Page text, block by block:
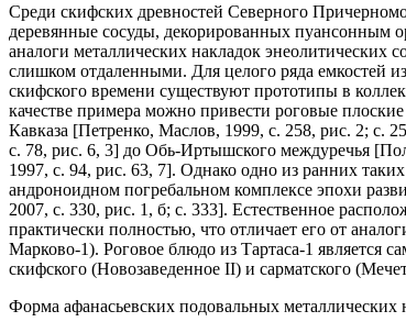
Среди скифских древностей Северного
деревянные сосуды, декорированных пуансонным
аналоги металлических накладок энеолитических
слишком отдаленными. Для целого ряда емкостей
скифского времени существуют прототипы в
качестве примера можно привести роговые
Кавказа [Петренко, Маслов, 1999, с. 258, рис. 2; с.
с. 78, рис. 6, 3] до Обь-Иртышского междуречья
1997, с. 94, рис. 63, 7]. Однако одно из ранних
андроноидном погребальном комплексе эпохи
2007, с. 330, рис. 1, б; с. 333]. Естественное
практически полностью, что отличает его от
Марково-1). Роговое блюдо из Тартаса-1 является
скифского (Новозаведенное II) и сарматского
Форма афанасьевских подовальных